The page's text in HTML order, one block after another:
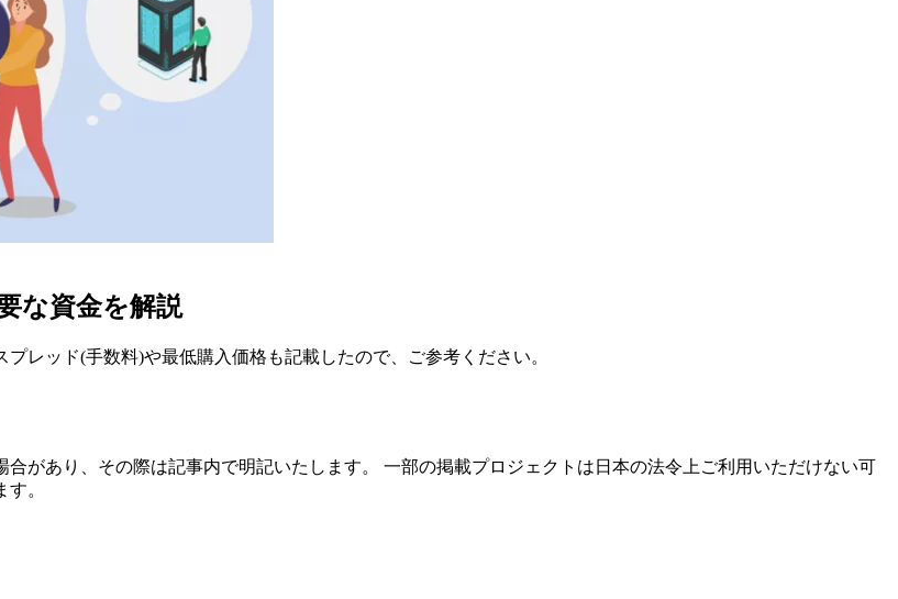
な資金を解説
レッド(手数料)や最低購入価格も記載したので、ご参考ください。
があり、その際は記事内で明記いたします。 一部の掲載プロジェクトは日本の法令上ご利用いただけない可
。